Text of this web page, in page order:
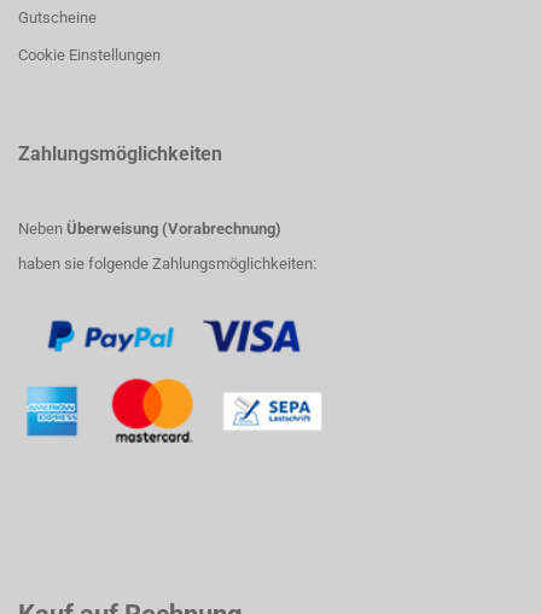
Gutscheine
Cookie Einstellungen
Zahlungsmöglichkeiten
Neben Überweisung (Vorabrechnung)
haben sie folgende Zahlungsmöglichkeiten: